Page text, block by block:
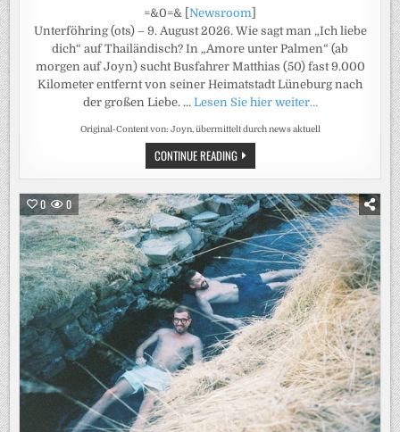
=&0=& [ Newsroom
Unterföhring (ots) – 9. August 2026. Wie sagt man „Ich liebe
dich“ auf Thailändisch? In „Amore unter Palmen“ (ab
morgen auf Joyn) sucht Busfahrer Matthias (50) fast 9.000
Kilometer entfernt von seiner Heimatstadt Lüneburg nach
der großen Liebe. … Lesen Sie hier weiter…
Original-Content von: Joyn, übermittelt durch news aktuell
CONTINUE READINGAMORE
OHNE
WORTE?
IN
„AMORE
UNTER
PALMEN“
SPRECHEN
BUSFAHRER
MATTHIAS
(50,
LÜNEBURG)
UND
THAILÄNDERIN
NAT
AB
MORGEN
AUF
JOYN
NUR
DIE
SPRACHE
DER
LIEBE
0 0